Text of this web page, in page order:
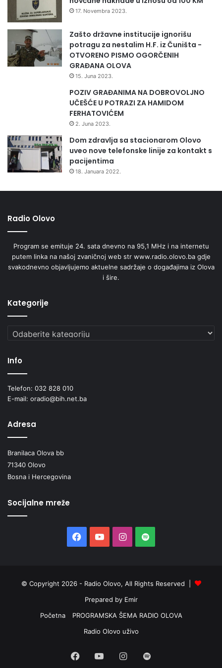
Muslić ,Amina Bajramović, Hazim Imamović, Mirza Varupa,
Deni Varupa-klavir i harmonika Enes Salman.
Evo imena svih izvođača i pjesama koje su izvodili.Nadamo
se da će biti prilike da se prijave i sljedeće godine na
-Imamović Medina 3.mjesto, Oj safete sajo
-Kladančić Neila 4.mjesto, Ali pamtim još
-Đogić Anisa, Zvijezda tjera mjeseca
-Muratović Rijad, Čudna jada od Mostara grada
-Bajraktarević Hamza 1.mjesto, Ašik osta na te oči
-Bajraktarević Ismeta 4.mjesto, Ah što ćemo ljubav kriti
-Degirmendžić Emina ,Bosno moja
-Mehanović Irhad 2.mjesto ,Rijeko bosno
-Višća Merjema, Nigdje tako k’o u Bosni nema
-Mašić Belma ,Tamburalo momče u tamburu
https://open.spotify.com/episode/5RMtQL2GugAr7OYpn5s
Radio Olovo/ A.Milunić
17. Novembra 2023.
Zašto državne institucije ignorišu
potragu za nestalim H.F. iz Čuništa -
OTVORENO PISMO OGORČENIH
GRAĐANA OLOVA
15. Juna 2023.
POZIV GRAĐANIMA NA DOBROVOLJNO
UČEŠĆE U POTRAZI ZA HAMIDOM
FERHATOVIĆEM
2. Juna 2023.
Dom zdravlja sa stacionarom Olovo
uveo nove telefonske linije za kontakt s
pacijentima
18. Januara 2022.
Radio Olovo
Program se emituje 24. sata dnevno na 95,1 MHz i na internetu
putem linka na našoj zvaničnoj web str www.radio.olovo.ba gdje
svakodnevno objavljujemo aktuelne sadržaje o događajima iz Olova
i šire.
Kategorije
Kategorije
Info
Telefon: 032 828 010
E-mail: oradio@bih.net.ba
Adresa
Branilaca Olova bb
71340 Olovo
Bosna i Hercegovina
Socijalne mreže
Facebook
YouTubeInstagram
Spotify
© Copyright 2026 - Radio Olovo, All Rights Reserved |
Prepared by Emir
Početna
PROGRAMSKA ŠEMA RADIO OLOVA
Radio Olovo uživo
Facebook
YouTubeInstagram
Spotify